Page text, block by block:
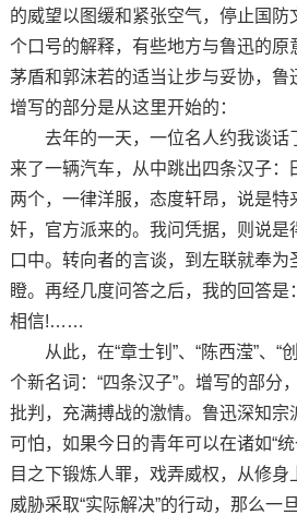
的威望以图缓和紧张空气，停止国防
个口号的解释，有些地方与鲁迅的原
茅盾和郭沫若的适当让步与妥协，鲁
增写的部分是从这里开始的：
去年的一天，一位名人约我谈话
来了一辆汽车，从中跳出四条汉子：
两个，一律洋服，态度轩昂，说是特
奸，官方派来的。我问凭据，则说是
口中。转向者的言谈，到左联就奉为
瞪。再经几度问答之后，我的回答是
相信!……
从此，在“章士钊”、“陈西滢”、“
个新名词：“四条汉子”。增写的部分
批判，充满搏战的激情。鲁迅深知宗
可怕，如果今日的青年可以在诸如“
目之下锻炼人罪，戏弄威权，从修身
威胁采取“实际解决”的行动，那么一